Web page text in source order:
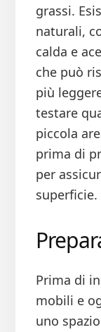
grassi.
naturali,
calda e
che può
più
testare
piccola
prima di
per
superficie.
Prima di
mobili e
uno